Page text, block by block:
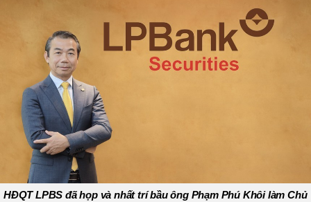
HĐQT LPBS đã họp và nhất trí bầu ông Phạm Phú Khôi làm Chủ